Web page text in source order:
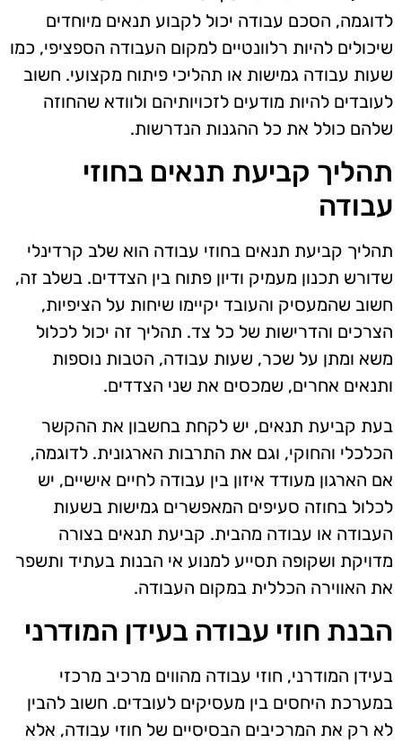
לדוגמה, הסכם עבודה יכול לקבוע תנאים מיוחדים
שיכולים להיות רלוונטיים למקום העבודה הספציפי, כמו
שעות עבודה גמישות או תהליכי פיתוח מקצועי. חשוב
לעובדים להיות מודעים לזכויותיהם ולוודא שהחוזה
שלהם כולל את כל ההגנות הנדרשות.
תהליך קביעת תנאים בחוזי
עבודה
תהליך קביעת תנאים בחוזי עבודה הוא שלב קרדינלי
שדורש תכנון מעמיק ודיון פתוח בין הצדדים. בשלב זה,
חשוב שהמעסיק והעובד יקיימו שיחות על הציפיות,
הצרכים והדרישות של כל צד. תהליך זה יכול לכלול
משא ומתן על שכר, שעות עבודה, הטבות נוספות
ותנאים אחרים, שמכסים את שני הצדדים.
בעת קביעת תנאים, יש לקחת בחשבון את ההקשר
הכלכלי והחוקי, וגם את התרבות הארגונית. לדוגמה,
אם הארגון מעודד איזון בין עבודה לחיים אישיים, יש
לכלול בחוזה סעיפים המאפשרים גמישות בשעות
העבודה או עבודה מהבית. קביעת תנאים בצורה
מדויקת ושקופה תסייע למנוע אי הבנות בעתיד ותשפר
את האווירה הכללית במקום העבודה.
הבנת חוזי עבודה בעידן המודרני
בעידן המודרני, חוזי עבודה מהווים מרכיב מרכזי
במערכת היחסים בין מעסיקים לעובדים. חשוב להבין
לא רק את המרכיבים הבסיסיים של חוזי עבודה, אלא